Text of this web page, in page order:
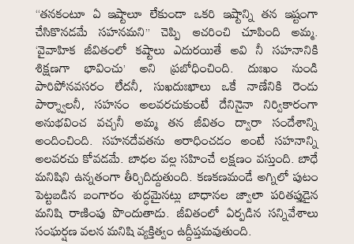
“తనకంటూ ఏ ఇష్టాలూ లేకుండా ఒకరి ఇష్టాన్ని తన ఇష్టంగా
చేసికొనడమే సహనమని” చెప్పి ఆచరించి చూపింది అమ్మ.
‘వైవాహిక జీవితంలో కష్టాలు ఎదురయితే అవి నీ సహనానికి
శిక్షణగా భావించు’ అని ప్రబోధించింది. దుఃఖం నుండి
పారిపోనవసరం లేదనీ, సుఖదుఃఖాలు ఒకే నాణేనికి రెండు
పార్శ్వాలనీ, సహనం అలవరచుకుంటే దేనినైనా నిర్వికారంగా
అనుభవించ వచ్చనీ అమ్మ తన జీవితం ద్వారా సందేశాన్ని
అందించింది. సహనదేవతను ఆరాధించడం అంటే సహనాన్ని
అలవరచు కోవడమే. బాధల వల్ల సహించే లక్షణం వస్తుంది. బాధే
మనిషిని ఉన్నతంగా తీర్చిదిద్దుతుంది. కణకణమండే అగ్నిలో పుటం
పెట్టబడిన బంగారం శుద్ధమైనట్లు బాధానల జ్వాలా పరితప్తుడైన
మనిషి రాణింపు పొందుతాడు. జీవితంలో ఏర్పడిన సన్నివేశాలు
సంఘర్షణ వలన మనిషి వ్యక్తిత్వం ఉద్దీప్తమవుతుంది.